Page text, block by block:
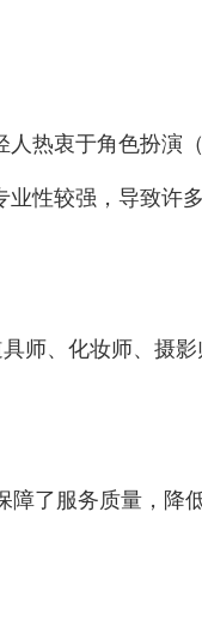
热衷于角色扮演
性较强，导致许
师、化妆师、摄
障了服务质量，降